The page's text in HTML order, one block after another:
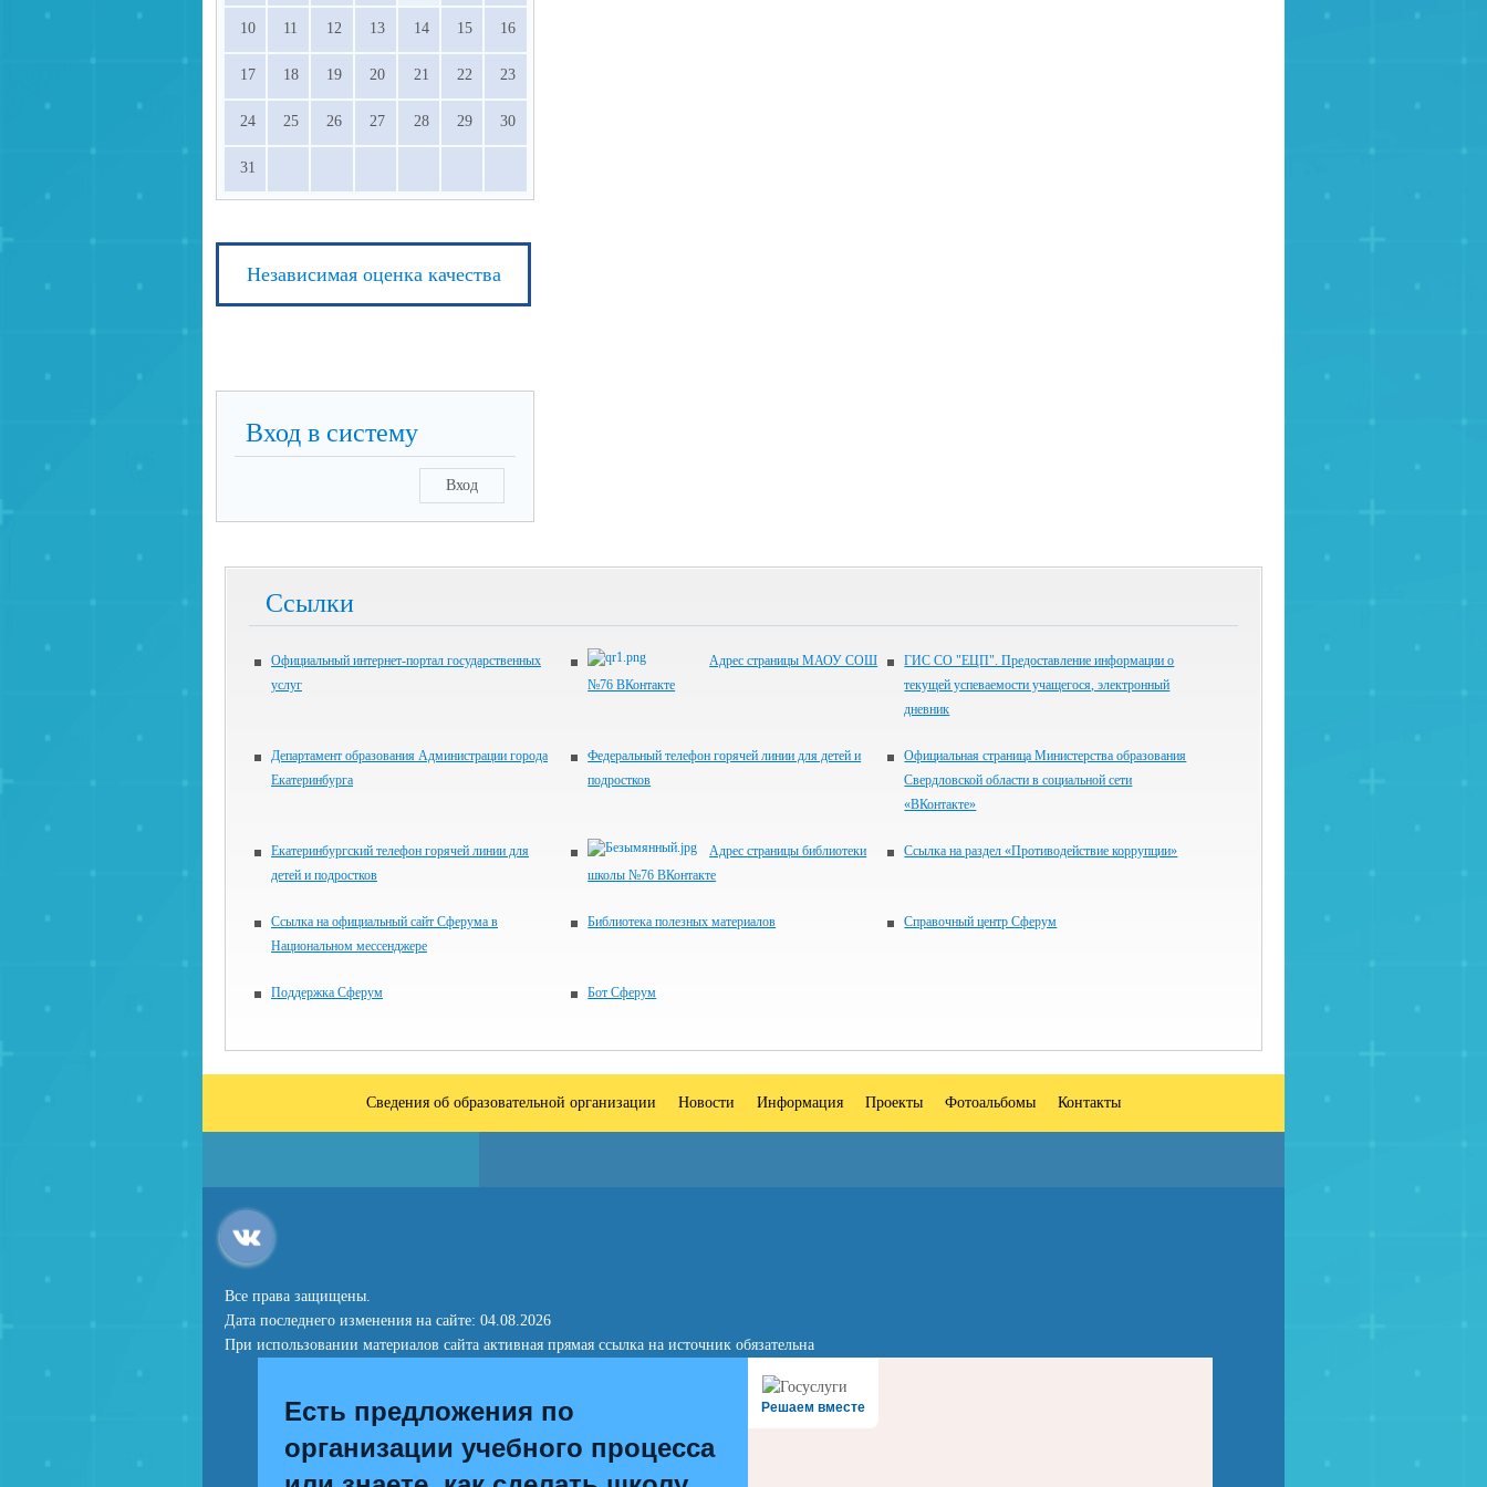
просвещения РФ.
10 11 12 13 14 15 16
17 18 19 20 21 22 23
24 25 26 27 28 29 30
31
Независимая оценка качества
Вход в систему
Вход
Ссылки
Официальный интернет-портал государственных
услуг
Адрес страницы МАОУ СОШ
№76 ВКонтакте
ГИС СО "ЕЦП". Предоставление информации о
текущей успеваемости учащегося, электронный
дневник
Департамент образования Администрации города
Екатеринбурга
Федеральный телефон горячей линии для детей и
подростков
Официальная страница Министерства образования
Свердловской области в социальной сети
«ВКонтакте»
Екатеринбургский телефон горячей линии для
детей и подростков
Адрес страницы библиотеки
школы №76 ВКонтакте
Ссылка на раздел «Противодействие коррупции»
Ссылка на официальный сайт Сферума в
Национальном мессенджере
Библиотека полезных материалов Справочный центр Сферум
Поддержка Сферум Бот Сферум
Сведения об образовательной организации Новости Информация Проекты Фотоальбомы Контакты
Все права защищены.
Дата последнего изменения на сайте: 04.08.2026
При использовании материалов сайта активная прямая ссылка на источник обязательна
Решаем вместе
Есть предложения по
организации учебного процесса